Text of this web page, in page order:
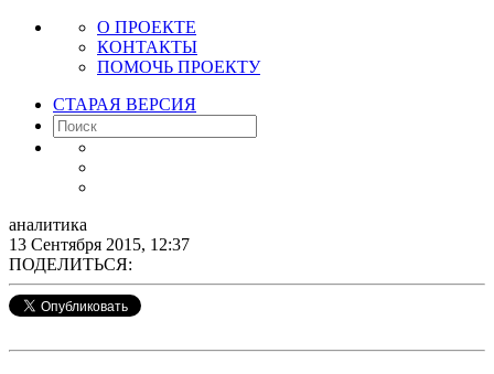
О ПРОЕКТЕ
КОНТАКТЫ
ПОМОЧЬ ПРОЕКТУ
СТАРАЯ ВЕРСИЯ
аналитика
13 Сентября 2015, 12:37
ПОДЕЛИТЬСЯ: